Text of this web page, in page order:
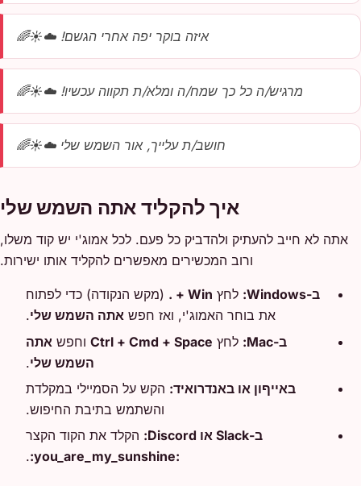
איזה בוקר יפה אחרי הגשם! ☁️☀️🌈
מרגיש/ה כל כך שמח/ה ומלא/ת תקווה עכשיו! ☁️☀️🌈
חושב/ת עלייך, אור השמש שלי ☁️☀️🌈
איך להקליד אתה השמש שלי
אתה לא חייב להעתיק ולהדביק כל פעם. לכל אמוג'י יש קוד משלו,
ורוב המכשירים מאפשרים להקליד אותו ישירות.
ב-Windows: לחץ Win + .
(מקש הנקודה) כדי לפתוח
את בוחר האמוג'י, ואז חפש אתה השמש שלי.
ב-Mac:
לחץ Ctrl + Cmd + Space וחפש אתה
השמש שלי.
באייףון או באנדרואיד: הקש על הסמיילי במקלדת
והשתמש בתיבת החיפוש.
ב-Slack או Discord:
הקלד את הקוד הקצר
:you_are_my_sunshine:
.